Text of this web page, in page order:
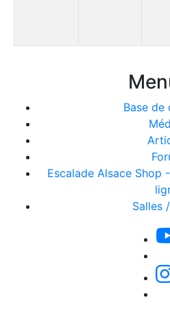
Base de
Escalade Alsace Shop
Salles